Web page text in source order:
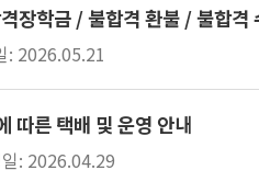
학금 / 불합격 환불 / 불합격
: 2026.05.21
따른 택배 및 운영 안내
: 2026.04.29